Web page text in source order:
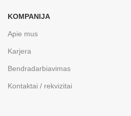
KOMPANIJA
Apie mus
Karjera
Bendradarbiavimas
Kontaktai / rekvizitai